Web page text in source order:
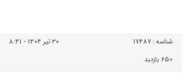
شناسه : 17487
30 تیر 1404 - 8:41
650 بازدید